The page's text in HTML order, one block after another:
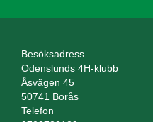
Besöksadress
Odenslunds 4H-klubb
Åsvägen 45
50741 Borås
Telefon